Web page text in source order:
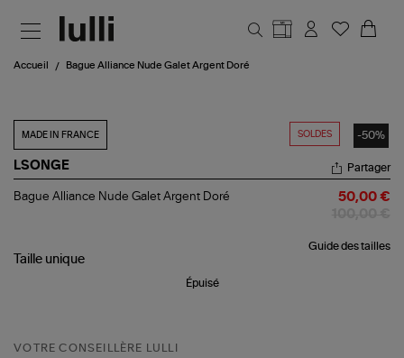
Accueil Bague Alliance Nude Galet Argent Doré
SOLDES -50%
MADE IN FRANCE
LSONGE
Bague
Argent
Doré
Partager
Bague Alliance Nude Galet Argent Doré 50,00 €
Guide des tailles
Taille unique
Épuisé
VOTRE CONSEILLÈRE LULLI